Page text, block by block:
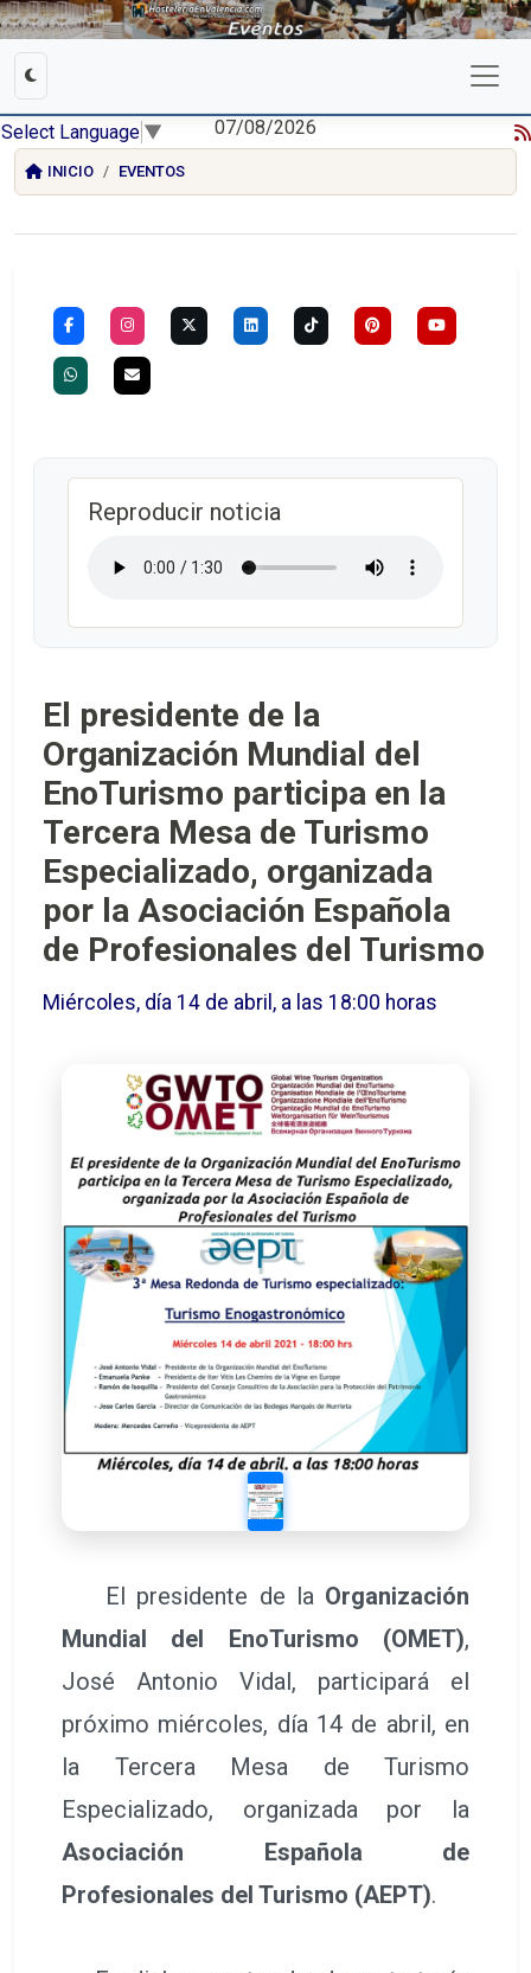
Select Language ▼ 07/08/2026
INICIO EVENTOS
Reproducir noticia
El presidente de la
Organización Mundial del
EnoTurismo participa en la
Tercera Mesa de Turismo
Especializado, organizada
por la Asociación Española
de Profesionales del Turismo
Miércoles, día 14 de abril, a las 18:00 horas
El presidente de la Organización
Mundial del EnoTurismo (OMET),
José Antonio Vidal, participará el
próximo miércoles, día 14 de abril, en
la Tercera Mesa de Turismo
Especializado, organizada por la
Asociación Española de
Profesionales del Turismo (AEPT).